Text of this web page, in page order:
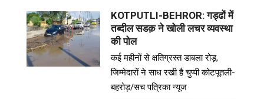
KOTPUTLI-BEHROR: गड्ढों में
तब्दील सडक़ ने खोली लचर व्यवस्था
की पोल
कई महीनों से क्षतिग्रस्त डाबला रोड़,
जिम्मेदारों ने साध रखी है चुप्पी कोटपूतली-
बहरोड़/सच पत्रिका न्यूज